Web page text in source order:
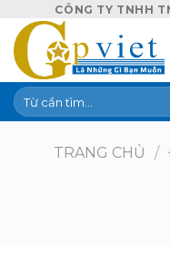
content
CÔNG TY TNHH
Tìm
kiếm:
TRANG CHỦ /